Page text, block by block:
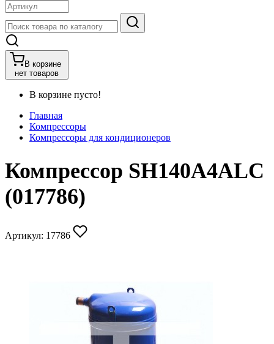
В корзине
нет товаров
В корзине пусто!
Главная
Компрессоры
Компрессоры для кондиционеров
Компрессор SH140A4ALC
(017786)
Артикул: 17786